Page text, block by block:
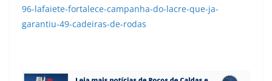
96-lafaiete-fortalece-campanha-do-lacre-que-ja-
garantiu-49-cadeiras-de-rodas